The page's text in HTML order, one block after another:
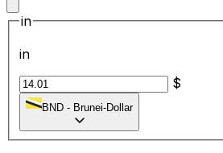
in
in
$
BND - Brunei-Dollar